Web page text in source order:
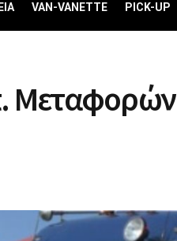
VAN-VANETTΕ PICK-UP
Μεταφορών